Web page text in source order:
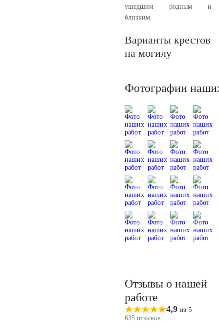
ушедшим родным и
близким.
Варианты крестов
на могилу
Фотографии
Отзывы о нашей
работе
4,9 из 5
635 отзывов